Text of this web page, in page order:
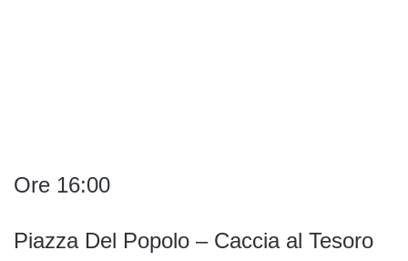
Ore 16:00
Piazza Del Popolo – Caccia al Tesoro